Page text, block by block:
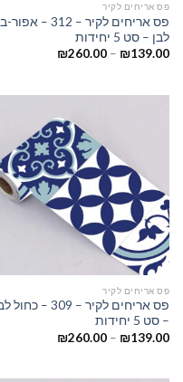
פס אריחים לקיר
פס אריחים לקיר – 312 –
לבן – סט 5 יחידות
₪139.00
–
₪260.00
פס אריחים לקיר
פס אריחים לקיר – 309 –
– סט 5 יחידות
₪139.00
–
₪260.00